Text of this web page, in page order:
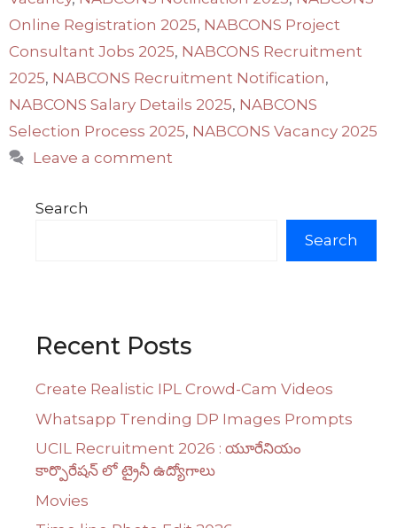
Online Registration 2025, NABCONS Project
Consultant Jobs 2025, NABCONS Recruitment
2025, NABCONS Recruitment Notification,
NABCONS Salary Details 2025, NABCONS
Selection Process 2025, NABCONS Vacancy 2025
Leave a comment
Search
Search
Recent Posts
Create Realistic IPL Crowd-Cam Videos
Whatsapp Trending DP Images Prompts
UCIL Recruitment 2026 : యూరేనియం
కార్పొరేషన్ లో ట్రైనీ ఉద్యోగాలు
Movies